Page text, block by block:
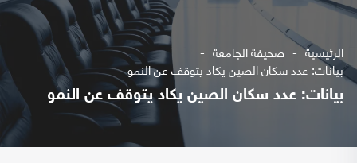
الرئيسية صحيفة الجامعة
بيانات: عدد سكان الصين يكاد يتوقف عن النمو
بيانات: عدد سكان الصين يكاد يتوقف عن النمو